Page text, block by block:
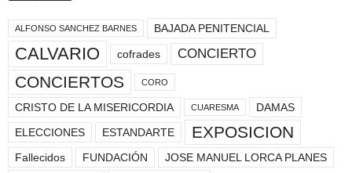
ALFONSO SANCHEZ BARNES BAJADA PENITENCIAL
CALVARIO cofrades CONCIERTO
CONCIERTOS CORO
CRISTO DE LA MISERICORDIA CUARESMA
DAMAS
ELECCIONES
ESTANDARTE EXPOSICION
Fallecidos FUNDACIÓN
JOSE MANUEL LORCA PLANES